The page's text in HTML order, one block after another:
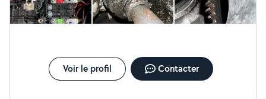
Voir le profil Contacter